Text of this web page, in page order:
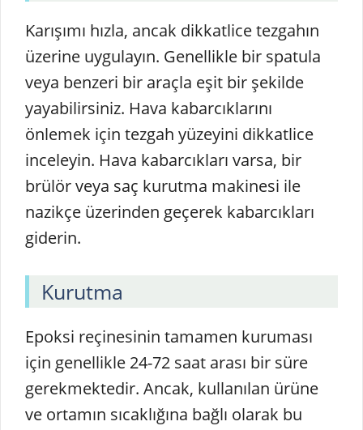
Karışımı hızla, ancak dikkatlice tezgahın
üzerine uygulayın. Genellikle bir spatula
veya benzeri bir araçla eşit bir şekilde
yayabilirsiniz. Hava kabarcıklarını
önlemek için tezgah yüzeyini dikkatlice
inceleyin. Hava kabarcıkları varsa, bir
brülör veya saç kurutma makinesi ile
nazikçe üzerinden geçerek kabarcıkları
giderin.
Kurutma
Epoksi reçinesinin tamamen kuruması
için genellikle 24-72 saat arası bir süre
gerekmektedir. Ancak, kullanılan ürüne
ve ortamın sıcaklığına bağlı olarak bu